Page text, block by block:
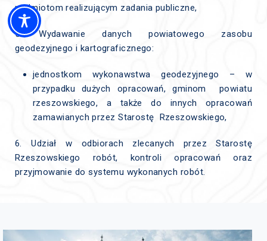
podmiotom realizującym zadania publiczne,
5. Wydawanie danych powiatowego zasobu
geodezyjnego i kartograficznego:
jednostkom wykonawstwa geodezyjnego – w
przypadku dużych opracowań, gminom powiatu
rzeszowskiego, a także do innych opracowań
zamawianych przez Starostę Rzeszowskiego,
6. Udział w odbiorach zlecanych przez Starostę
Rzeszowskiego robót, kontroli opracowań oraz
przyjmowanie do systemu wykonanych robót.